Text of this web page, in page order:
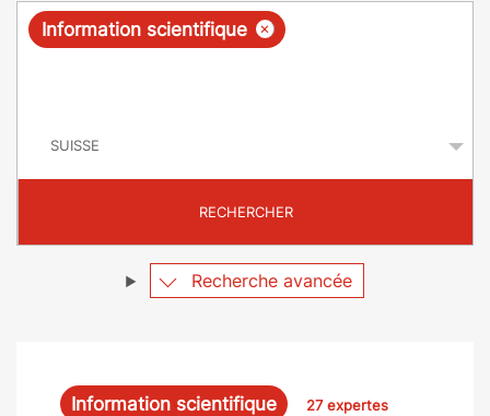
R
ê
e
×
Information scientifique
RECHERCHER
Recherche avancée
Information scientifique 27 expertes